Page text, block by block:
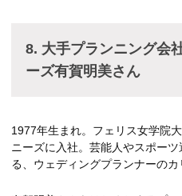
8. 大手プランニング会
ーズ有賀明美さん
1977年生まれ。フェリス女学院
ニーズに入社。芸能人やスポー
る、ウェディングプランナーのカ